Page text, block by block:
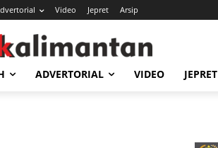
Video Jepret Arsip
ADVERTORIAL VIDEO JEPRET